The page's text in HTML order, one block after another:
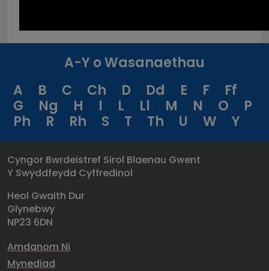
A-Y o Wasanaethau
A
B C Ch D Dd E F
Ff
G
Ng H I L Ll M N O
P
Ph
R Rh S T Th U W Y
Cyngor Bwrdeistref Sirol Blaenau Gwent
Y Swyddfeydd Cyffredinol
Heol Gwaith Dur
Glynebwy
NP23 6DN
Amdanom Ni
Mynediad